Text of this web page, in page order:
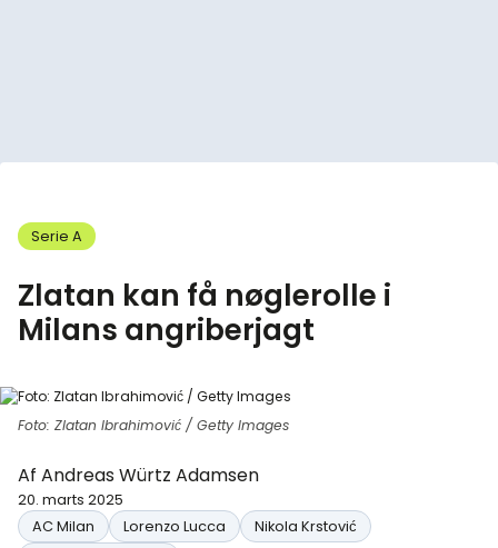
Serie A
Zlatan kan få nøglerolle i
Milans angriberjagt
Foto: Zlatan Ibrahimović / Getty Images
Af Andreas Würtz Adamsen
20. marts 2025
AC Milan
Lorenzo Lucca
Nikola Krstović